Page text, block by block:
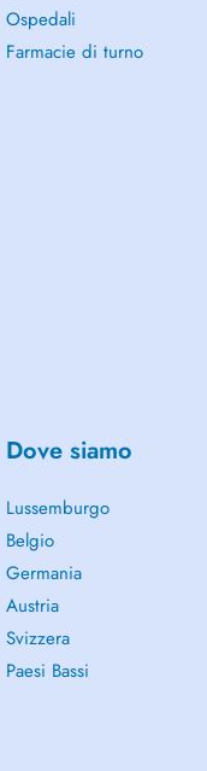
Ospedali
Farmacie di turno
Dove siamo
Lussemburgo
Belgio
Germania
Austria
Svizzera
Paesi Bassi